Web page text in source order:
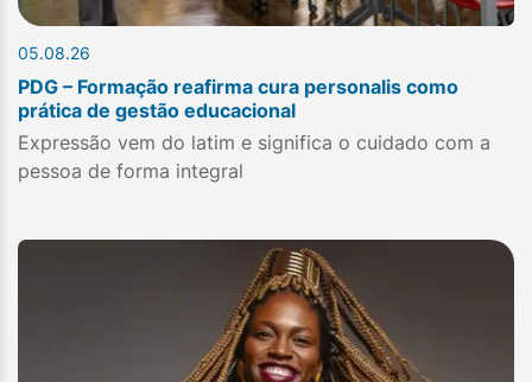
05.08.26
PDG – Formação reafirma cura personalis como
prática de gestão educacional
Expressão vem do latim e significa o cuidado com a
pessoa de forma integral